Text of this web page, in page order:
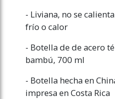
- Liviana, no se
frío o calor
- Botella de de acero
bambú, 700 ml
- Botella hecha en
impresa en Costa Rica